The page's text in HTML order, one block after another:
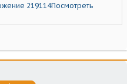
219114Посмотреть